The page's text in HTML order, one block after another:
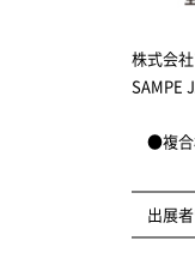
株式会
SAMPE
●複合
出展者